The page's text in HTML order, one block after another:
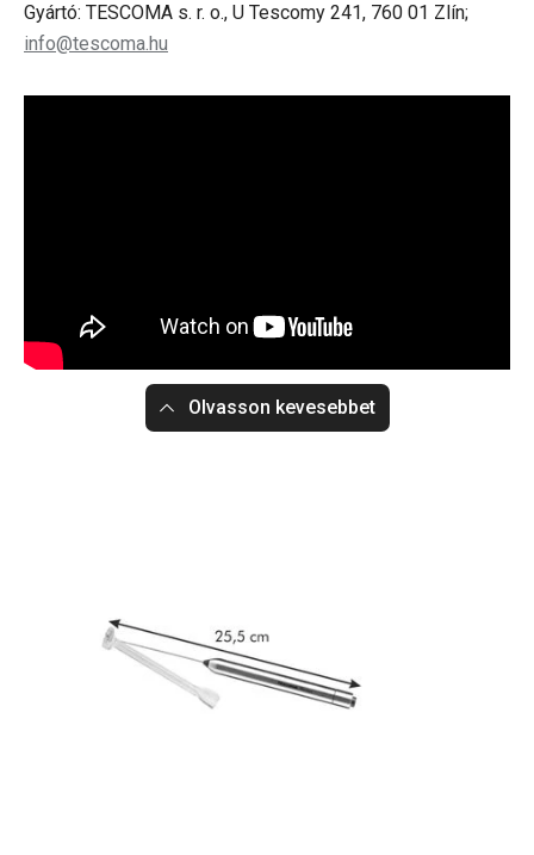
Gyártó: TESCOMA s. r. o., U Tescomy 241, 760 01 Zlín;
info@tescoma.hu
Olvasson kevesebbet